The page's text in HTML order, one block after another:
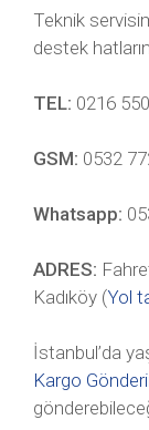
Teknik
destek
TEL: 0216
GSM: 0532
Whatsapp:
ADRES:
Kadıköy (Yol
İstanbul’da
Kargo